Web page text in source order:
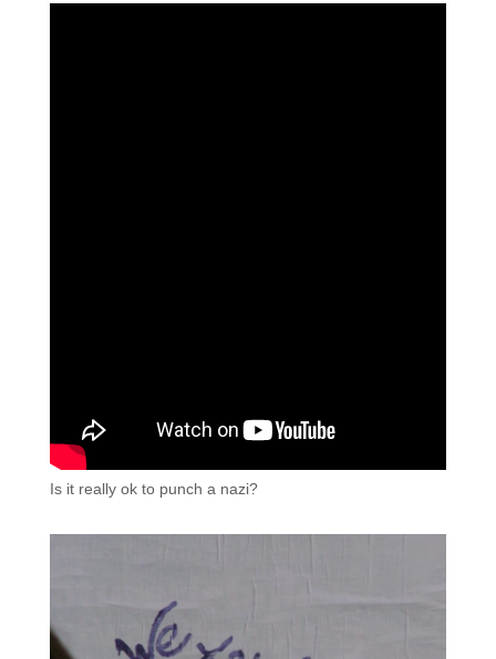
Is it really ok to punch a nazi?